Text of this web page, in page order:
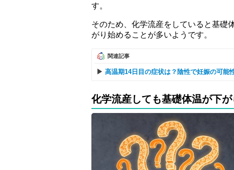
す。
そのため、化学流産をしていると基礎
がり始めることが多いようです。
関連記事
高温期14日目の症状は？陰性で妊娠の可能
化学流産しても基礎体温が下